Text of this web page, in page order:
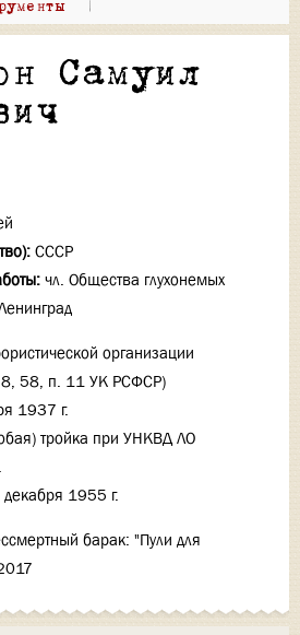
|
Самуил
СССР
чл. Общества глухонемых
организации
8, 58, п. 11 УК РСФСР)
1937 г.
тройка при УНКВД ЛО
1955 г.
барак: "Пули для